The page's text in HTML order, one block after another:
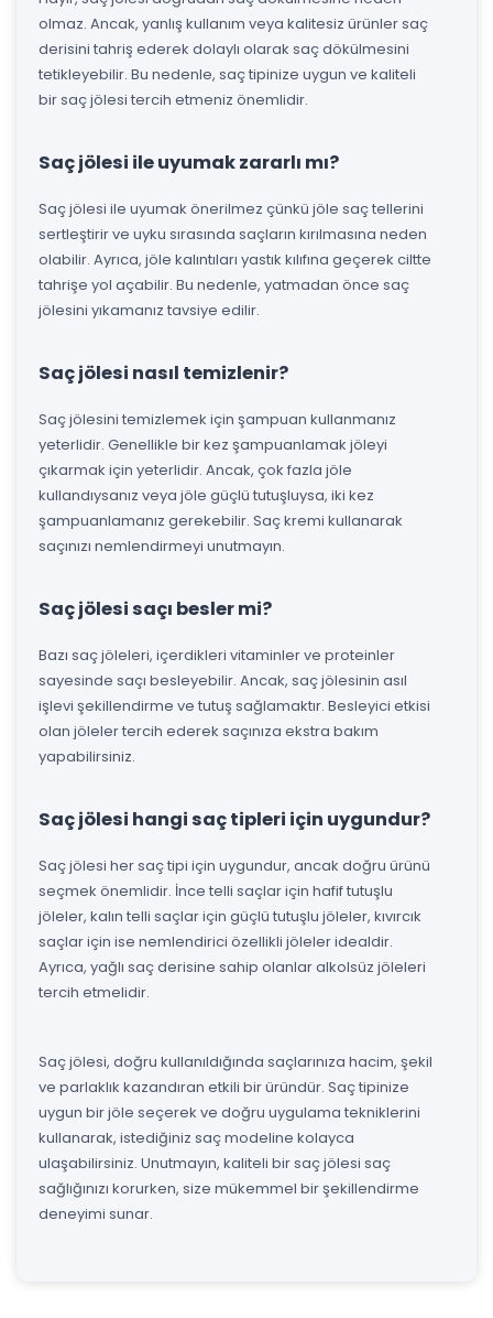
olmaz. Ancak, yanlış kullanım veya kalitesiz ürünler saç
derisini tahriş ederek dolaylı olarak saç dökülmesini
tetikleyebilir. Bu nedenle, saç tipinize uygun ve kaliteli
bir saç jölesi tercih etmeniz önemlidir.
Saç jölesi ile uyumak zararlı mı?
Saç jölesi ile uyumak önerilmez çünkü jöle saç tellerini
sertleştirir ve uyku sırasında saçların kırılmasına neden
olabilir. Ayrıca, jöle kalıntıları yastık kılıfına geçerek ciltte
tahrişe yol açabilir. Bu nedenle, yatmadan önce saç
jölesini yıkamanız tavsiye edilir.
Saç jölesi nasıl temizlenir?
Saç jölesini temizlemek için şampuan kullanmanız
yeterlidir. Genellikle bir kez şampuanlamak jöleyi
çıkarmak için yeterlidir. Ancak, çok fazla jöle
kullandıysanız veya jöle güçlü tutuşluysa, iki kez
şampuanlamanız gerekebilir. Saç kremi kullanarak
saçınızı nemlendirmeyi unutmayın.
Saç jölesi saçı besler mi?
Bazı saç jöleleri, içerdikleri vitaminler ve proteinler
sayesinde saçı besleyebilir. Ancak, saç jölesinin asıl
işlevi şekillendirme ve tutuş sağlamaktır. Besleyici etkisi
olan jöleler tercih ederek saçınıza ekstra bakım
yapabilirsiniz.
Saç jölesi hangi saç tipleri için uygundur?
Saç jölesi her saç tipi için uygundur, ancak doğru ürünü
seçmek önemlidir. İnce telli saçlar için hafif tutuşlu
jöleler, kalın telli saçlar için güçlü tutuşlu jöleler, kıvırcık
saçlar için ise nemlendirici özellikli jöleler idealdir.
Ayrıca, yağlı saç derisine sahip olanlar alkolsüz jöleleri
tercih etmelidir.
Saç jölesi, doğru kullanıldığında saçlarınıza hacim, şekil
ve parlaklık kazandıran etkili bir üründür. Saç tipinize
uygun bir jöle seçerek ve doğru uygulama tekniklerini
kullanarak, istediğiniz saç modeline kolayca
ulaşabilirsiniz. Unutmayın, kaliteli bir saç jölesi saç
sağlığınızı korurken, size mükemmel bir şekillendirme
deneyimi sunar.